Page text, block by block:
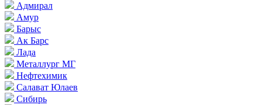
Адмирал
Амур
Барыс
Ак Барс
Лада
Металлург МГ
Нефтехимик
Салават Юлаев
Сибирь